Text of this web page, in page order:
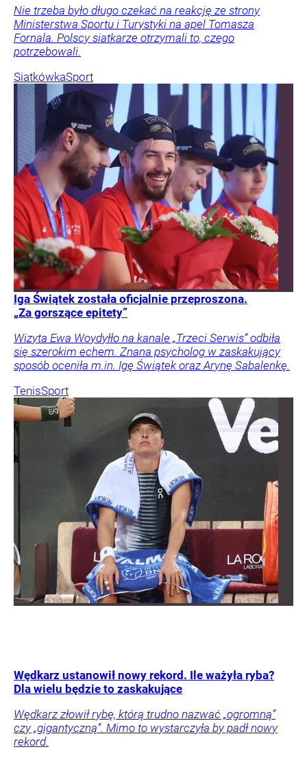
Nie trzeba było długo czekać na reakcję ze strony
Ministerstwa Sportu i Turystyki na apel Tomasza
Fornala. Polscy siatkarze otrzymali to, czego
potrzebowali.
SiatkówkaSport
Iga Świątek została oficjalnie przeproszona.
„Za gorszące epitety”
Wizyta Ewa Woydyłło na kanale „Trzeci Serwis” odbiła
się szerokim echem. Znana psycholog w zaskakujący
sposób oceniła m.in. Igę Świątek oraz Arynę Sabalenkę.
TenisSport
Wędkarz ustanowił nowy rekord. Ile ważyła ryba?
Dla wielu będzie to zaskakujące
Wędkarz złowił rybę, którą trudno nazwać „ogromną”
czy „gigantyczną”. Mimo to wystarczyła by padł nowy
rekord.